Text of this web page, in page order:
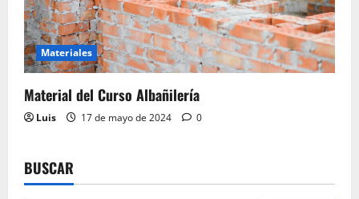
Materiales
Material del Curso Albañilería
Luis 17 de mayo de 2024 0
BUSCAR